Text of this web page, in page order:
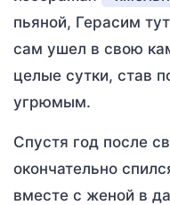
пьяной, Герасим
сам ушел в свою
целые сутки, став
угрюмым.
Спустя год после
окончательно
вместе с женой в